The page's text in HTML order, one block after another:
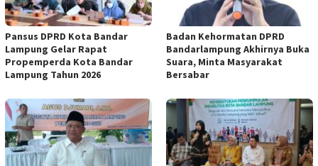
Pansus DPRD Kota Bandar
Lampung Gelar Rapat
Propemperda Kota Bandar
Lampung Tahun 2026
Badan Kehormatan DPRD
Bandarlampung Akhirnya Buka
Suara, Minta Masyarakat
Bersabar